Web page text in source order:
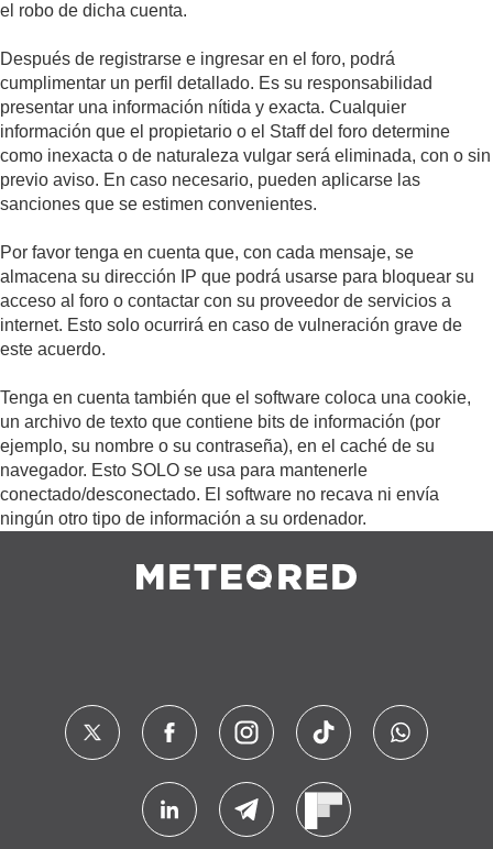
el robo de dicha cuenta.
Después de registrarse e ingresar en el foro, podrá
cumplimentar un perfil detallado. Es su responsabilidad
presentar una información nítida y exacta. Cualquier
información que el propietario o el Staff del foro determine
como inexacta o de naturaleza vulgar será eliminada, con o sin
previo aviso. En caso necesario, pueden aplicarse las
sanciones que se estimen convenientes.
Por favor tenga en cuenta que, con cada mensaje, se
almacena su dirección IP que podrá usarse para bloquear su
acceso al foro o contactar con su proveedor de servicios a
internet. Esto solo ocurrirá en caso de vulneración grave de
este acuerdo.
Tenga en cuenta también que el software coloca una cookie,
un archivo de texto que contiene bits de información (por
ejemplo, su nombre o su contraseña), en el caché de su
navegador. Esto SOLO se usa para mantenerle
conectado/desconectado. El software no recava ni envía
ningún otro tipo de información a su ordenador.